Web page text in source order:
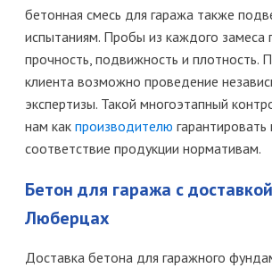
бетонная смесь для гаража также
испытаниям. Пробы из каждого замеса
прочность, подвижность и плотность.
клиента возможно проведение
экспертизы. Такой многоэтапный
нам как производителю гарантировать
соответствие продукции нормативам.
Бетон для гаража с
Люберцах
Доставка бетона для гаражного